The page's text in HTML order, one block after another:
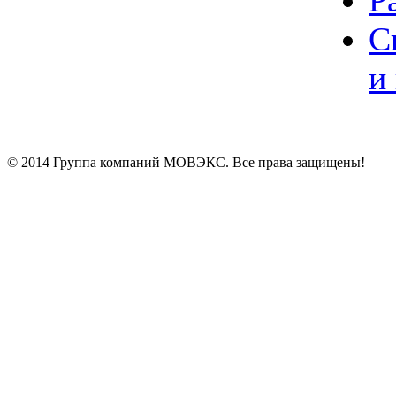
и
© 2014 Группа компаний МОВЭКС. Все права защищены!